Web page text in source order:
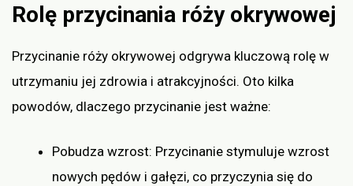
Rolę przycinania róży okrywowej
Przycinanie róży okrywowej odgrywa kluczową rolę w
utrzymaniu jej zdrowia i atrakcyjności. Oto kilka
powodów, dlaczego przycinanie jest ważne:
Pobudza wzrost: Przycinanie stymuluje wzrost
nowych pędów i gałęzi, co przyczynia się do